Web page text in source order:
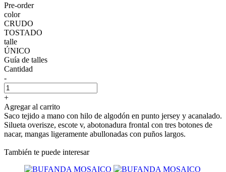
Pre-order
color
CRUDO
TOSTADO
talle
ÚNICO
Guía de talles
Cantidad
-
+
Agregar al carrito
Saco tejido a mano con hilo de algodón en punto jersey y acanalado.
Silueta overisze, escote v, abotonadura frontal con tres botones de
nacar, mangas ligeramente abullonadas con puños largos.
También te puede interesar